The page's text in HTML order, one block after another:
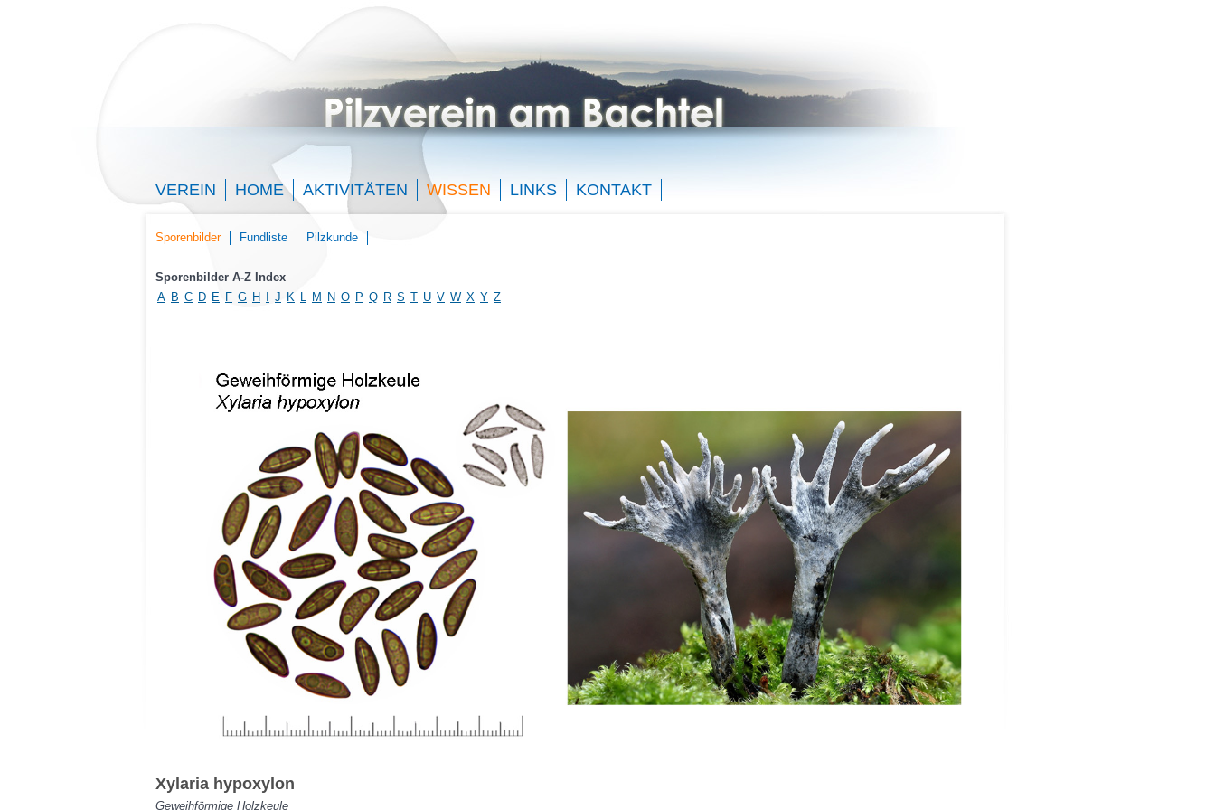
VEREIN HOME AKTIVITÄTEN WISSEN LINKS KONTAKT
Sporenbilder Fundliste Pilzkunde
Sporenbilder A-Z Index
A B C D E F G H J K L M N O P Q R S T U V W X Y Z
Xylaria hypoxylon
Geweihförmige Holzkeule